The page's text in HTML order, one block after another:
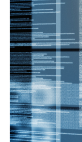
sistemas
heredados
y
aprovechar
al
máximo
la
data
estructurada?